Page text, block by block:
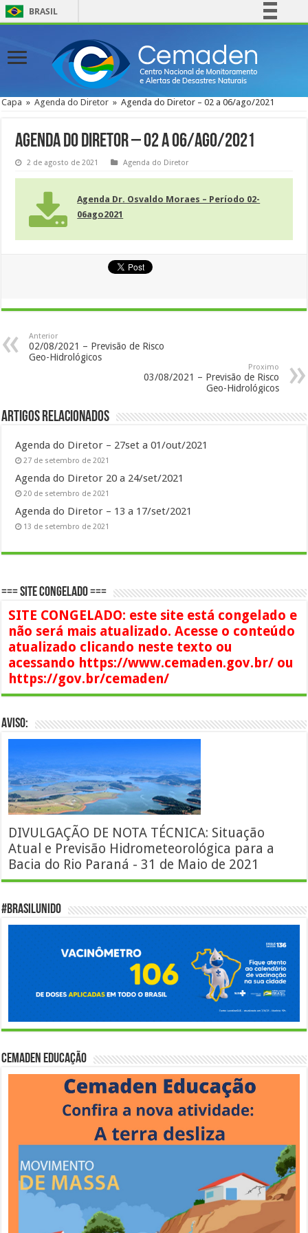
BRASIL
Comunica BR
Participe
Acesso à informação
Canais
Capa » Agenda do Diretor » Agenda do Diretor – 02 a 06/ago/2021
Agenda do Diretor – 02 a 06/ago/2021
2 de agosto de 2021 Agenda do Diretor
Agenda Dr. Osvaldo Moraes – Período 02-
06ago2021
Anterior
02/08/2021 – Previsão de Risco
Geo-Hidrológicos
Proximo
03/08/2021 – Previsão de Risco
Geo-Hidrológicos
Artigos Relacionados
Agenda do Diretor – 27set a 01/out/2021
27 de setembro de 2021
Agenda do Diretor 20 a 24/set/2021
20 de setembro de 2021
Agenda do Diretor – 13 a 17/set/2021
13 de setembro de 2021
=== SITE CONGELADO ===
SITE CONGELADO: este site está congelado e
não será mais atualizado. Acesse o conteúdo
atualizado clicando neste texto ou
acessando https://www.cemaden.gov.br/ ou
https://gov.br/cemaden/
AVISO:
DIVULGAÇÃO DE NOTA TÉCNICA: Situação
Atual e Previsão Hidrometeorológica para a
Bacia do Rio Paraná - 31 de Maio de 2021
#BrasilUnido
Cemaden Educação